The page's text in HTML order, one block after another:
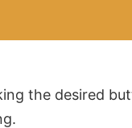
the desired